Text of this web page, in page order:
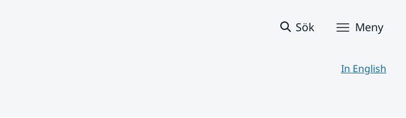
Sök Meny
In English